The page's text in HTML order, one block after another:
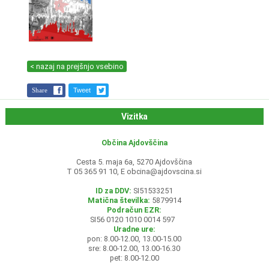
< nazaj na prejšnjo vsebino
Share Tweet
Vizitka
Občina Ajdovščina
Cesta 5. maja 6a, 5270 Ajdovščina
T 05 365 91 10, E obcina@ajdovscina.si
ID za DDV: SI51533251
Matična številka: 5879914
Podračun EZR:
SI56 0120 1010 0014 597
Uradne ure:
pon: 8.00-12.00, 13.00-15.00
sre: 8.00-12.00, 13.00-16.30
pet: 8.00-12.00